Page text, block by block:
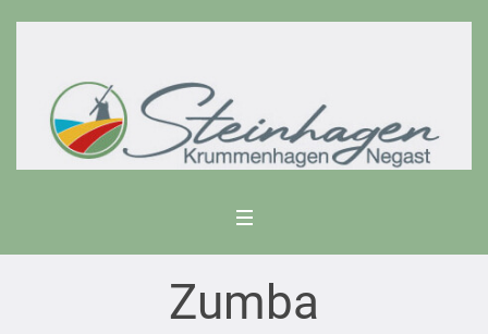
Zumba